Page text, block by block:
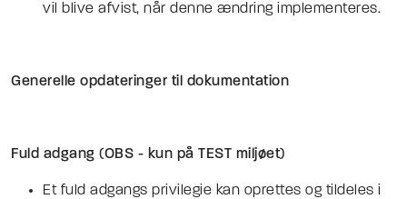
vil blive afvist, når denne ændring implementeres.
Generelle opdateringer til dokumentation
Fuld adgang (OBS - kun på TEST miljøet)
Et fuld adgangs privilegie kan oprettes og tildeles i